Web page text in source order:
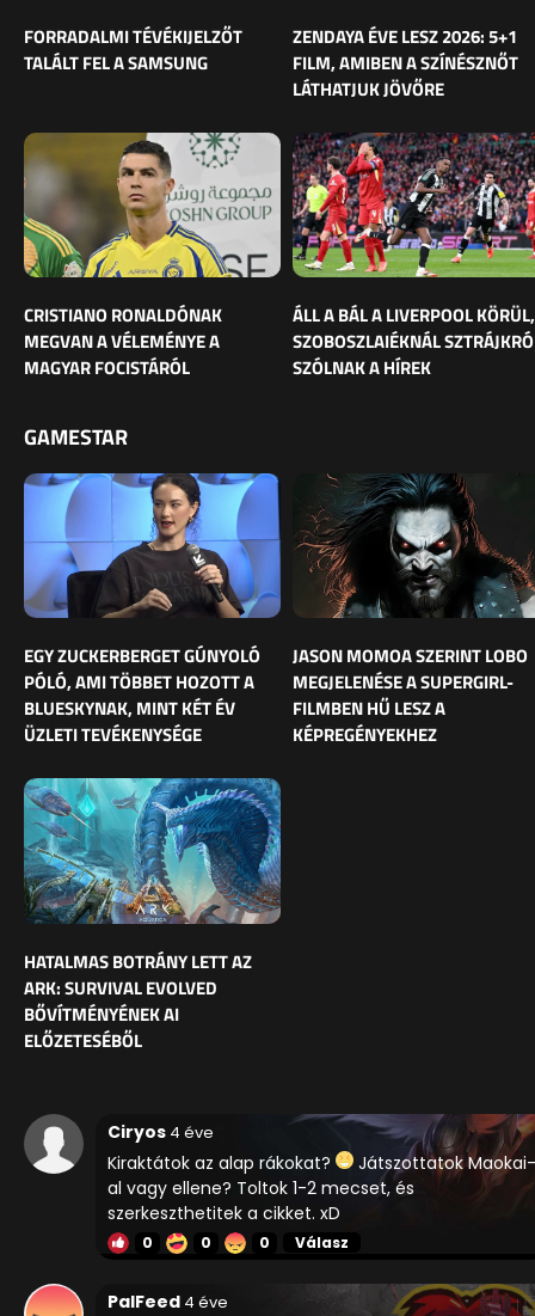
FORRADALMI TÉVÉKIJELZŐT
TALÁLT FEL A SAMSUNG
ZENDAYA ÉVE LESZ 2026: 5+1
FILM, AMIBEN A SZÍNÉSZNŐT
LÁTHATJUK JÖVŐRE
CRISTIANO RONALDÓNAK
MEGVAN A VÉLEMÉNYE A
MAGYAR FOCISTÁRÓL
ÁLL A BÁL A LIVERPOOL KÖRÜL,
SZOBOSZLAIÉKNÁL
SZÓLNAK A HÍREK
GAMESTAR
EGY ZUCKERBERGET GÚNYOLÓ
PÓLÓ, AMI TÖBBET HOZOTT A
BLUESKYNAK, MINT KÉT ÉV
ÜZLETI TEVÉKENYSÉGE
JASON MOMOA SZERINT LOBO
MEGJELENÉSE A SUPERGIRL-
FILMBEN HŰ LESZ A
KÉPREGÉNYEKHEZ
HATALMAS BOTRÁNY LETT AZ
ARK: SURVIVAL EVOLVED
BŐVÍTMÉNYÉNEK AI
ELŐZETESÉBŐL
Ciryos 4 éve
Kiraktátok az alap rákokat?
Játszottatok Maokai-
al vagy ellene? Toltok 1-2 mecset, és
szerkeszthetitek a cikket. xD
0 0 0 Válasz
PalFeed 4 éve